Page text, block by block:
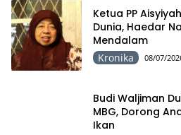
Ketua PP
Dunia, Haedar
Mendalam
Kronika 08/07/
Budi Waljiman Dukung
MBG, Dorong
Ikan